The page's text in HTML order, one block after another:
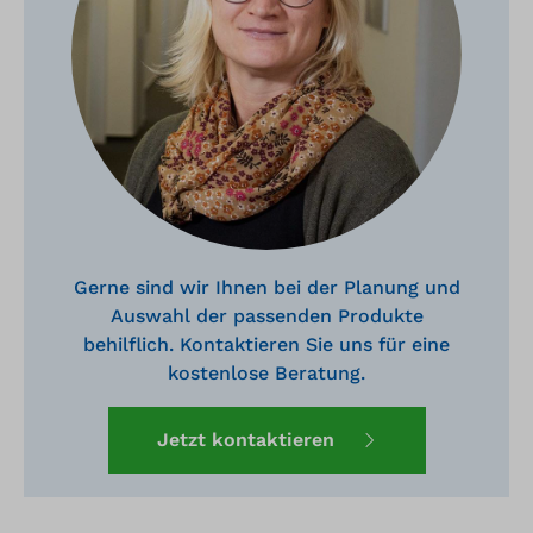
Gerne sind wir Ihnen bei der Planung und
Auswahl der passenden Produkte
behilflich. Kontaktieren Sie uns für eine
kostenlose Beratung.
Jetzt kontaktieren